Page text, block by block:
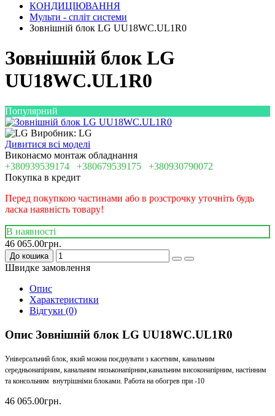
КОНДИЦІЮВАННЯ
Мульти - спліт системи
Зовнішній блок LG UU18WC.UL1R0
Зовнішній блок LG
UU18WC.UL1R0
Популярний
Виробник: LG
Дивитися всі моделі
Виконаємо монтаж обладнання
+380939539174 +380679539175 +380930790072
Покупка в кредит
Перед покупкою частинами або в розстрочку уточніть будь
ласка наявність товару!
В наявності
46 065.00грн.
До кошика
Швидке замовлення
Опис
Характеристики
Відгуки (0)
Опис Зовнішній блок LG UU18WC.UL1R0
Універсальний блок, який можна поєднувати з касетним, канальним
середньонапірним, канальним низьконапірним,канальним високонапірним, настінним
та консольним внутрішніми блоками. Работа на обогрев при -10
46 065.00грн.